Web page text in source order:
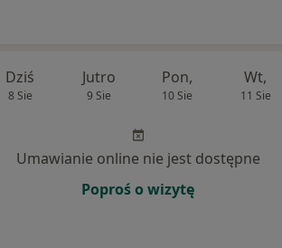
Dziś
8 Sie
Jutro
9 Sie
Pon,
10 Sie
Wt,
11 Sie
Umawianie online nie jest dostępne
Poproś o wizytę